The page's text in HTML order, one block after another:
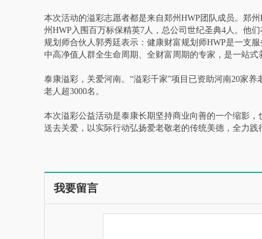
本次活动的溢彩志愿者都是来自郑州HWP团队成员。郑
州HWP入围百万标保精英7人，总公司世纪圣典4人。他
规划师合伙人郭秀廷表示：健康财富规划师HWP是一支
中高净值人群全生命周期、全财富周期的专家，是一站式
泰康溢彩，关爱河南。“溢彩千家”项目已资助河南20家养
老人超3000名。
本次溢彩公益活动是泰康长期坚持商业向善的一个缩影
送去关爱，以实际行动弘扬爱老敬老的传统美德，全力践
我要留言